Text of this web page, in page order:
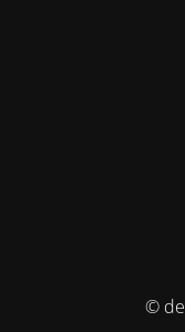
©